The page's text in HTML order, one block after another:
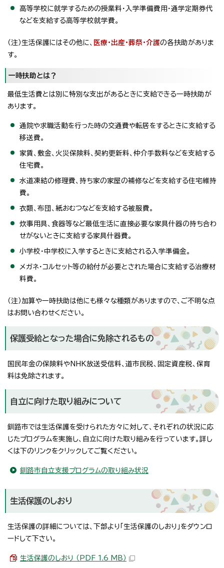
高等学校に就学するための授業料・入学準備費用・通学定期券代
などを支給する高等学校就学費。
（注）生活保護にはその他に、 医療・出産・葬祭・介護の各扶助がありま
す。
一時扶助とは？
最低生活費とは別に特別な支出があるときに支給できる一時扶助が
あります。
通院や求職活動を行った時の交通費や転居をするときに支給する
移送費。
家賃、敷金、火災保険料、契約更新料、仲介手数料などを支給する
住宅費。
水道凍結の修理費、持ち家の家屋の補修などを支給する住宅維持
費。
衣類、布団、紙おむつなどを支給する被服費。
炊事用具、食器等など最低生活に直接必要な家具什器の持ち合わ
せがないときに支給する家具什器費。
小学校・中学校に入学するときに支給される入学準備金。
メガネ・コルセット等の給付が必要とされた場合に支給する治療材
料費。
（注）加算や一時扶助は他にも様々な種類がありますので、ご不明な点
はお問い合わせください。
保護受給となった場合に免除されるもの
国民年金の保険料やNHK放送受信料、道市民税、固定資産税、保育
料は免除されます。
自立に向けた取り組みについて
釧路市では生活保護を受けられた方々に対して、それぞれの状況に応
じたプログラムを実施し、自立に向けた取り組みを行っています。詳し
くは下のリンクをクリックしてご覧ください。
釧路市自立支援プログラムの取り組み状況
生活保護のしおり
生活保護の詳細については、下部より「生活保護のしおり」をダウンロ
ードして下さい。
生活保護のしおり （PDF 1.6 MB）